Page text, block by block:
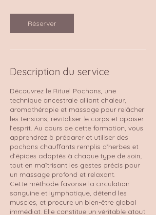
Réserver
Description du service
Découvrez le Rituel Pochons, une
technique ancestrale alliant chaleur,
aromathérapie et massage pour relâcher
les tensions, revitaliser le corps et apaiser
l’esprit. Au cours de cette formation, vous
apprendrez à préparer et utiliser des
pochons chauffants remplis d’herbes et
d’épices adaptés à chaque type de soin,
tout en maîtrisant les gestes précis pour
un massage profond et relaxant.
Cette méthode favorise la circulation
sanguine et lymphatique, détend les
muscles, et procure un bien-être global
immédiat. Elle constitue un véritable atout